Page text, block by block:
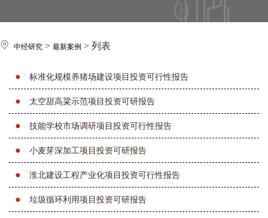
中经研究 > 最新案例 > 列表
● 标准化规模养猪场建设项目投资可行性报告
● 太空甜高粱示范项目投资可研报告
● 技能学校市场调研项目投资可行性报告
● 小麦芽深加工项目投资可研报告
● 淮北建设工程产业化项目投资可行性报告
● 垃圾循环利用项目投资可研报告